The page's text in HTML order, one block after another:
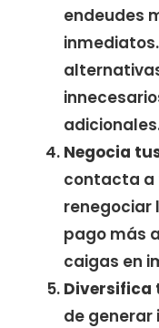
endeudes
Negocia
contacta a
renegociar
pago más
caigas en
Diversifica
de generar